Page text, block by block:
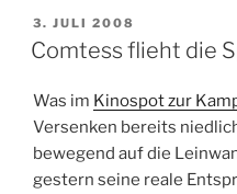
VERÖFFENTLICHT
AM
3. JULI 2008
Comtess flieht die
Was im Kinospot zur
Versenken bereits
bewegend auf die
gestern seine reale